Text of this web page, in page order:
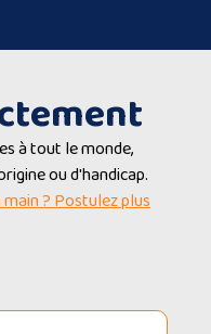
à tout le monde,
ou d'handicap.
? Postulez plus